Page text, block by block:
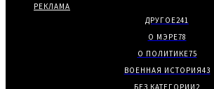
РЕКЛАМА
ДРУГОЕ241
О МЭРЕ78
О ПОЛИТИКЕ75
ВОЕННАЯ ИСТОРИЯ43
БЕЗ КАТЕГОРИИ2